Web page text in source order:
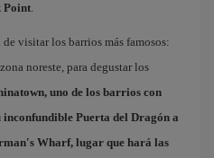
Point.
visitar los barrios más famosos:
noreste, para degustar los
, uno de los barrios con
Puerta del Dragón a
Wharf, lugar que hará las